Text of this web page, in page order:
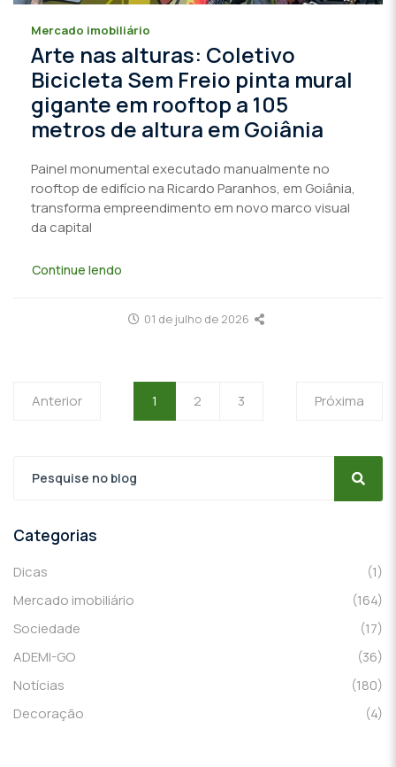
Mercado imobiliário
Arte nas alturas: Coletivo
Bicicleta Sem Freio pinta mural
gigante em rooftop a 105
metros de altura em Goiânia
Painel monumental executado manualmente no
rooftop de edifício na Ricardo Paranhos, em Goiânia,
transforma empreendimento em novo marco visual
da capital
Continue lendo
01 de julho de 2026
Anterior 1 2 3 Próxima
Categorias
Dicas
(1)
Mercado imobiliário
(164)
Sociedade
(17)
ADEMI-GO
(36)
Notícias
(180)
Decoração
(4)